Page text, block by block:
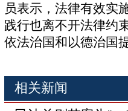
员表示，法律有效实
践行也离不开法律约
依法治国和以德治国
相关新闻